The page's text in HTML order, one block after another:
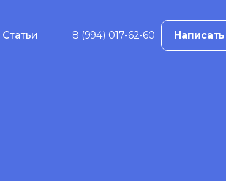
Статьи 8 (994) 017-62-60